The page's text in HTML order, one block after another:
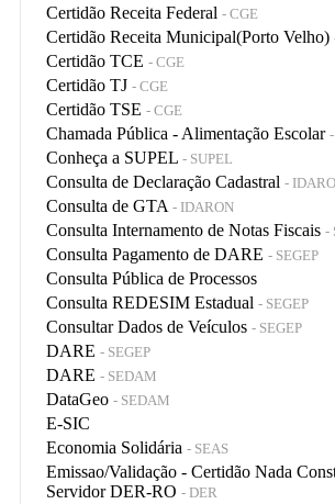
Certidão Receita Federal - CGE
Certidão Receita Municipal(Porto Velho)
Certidão TCE - CGE
Certidão TJ - CGE
Certidão TSE - CGE
Chamada Pública - Alimentação Escolar
Conheça a SUPEL - SUPEL
Consulta de Declaração Cadastral -
Consulta de GTA - IDARON
Consulta Internamento de Notas Fiscais -
Consulta Pagamento de DARE - SEGEP
Consulta Pública de Processos
Consulta REDESIM Estadual - SEGEP
Consultar Dados de Veículos - SEGEP
DARE - SEGEP
DARE - SEDAM
DataGeo - SEDAM
E-SIC
Economia Solidária - SEAS
Emissao/Validação - Certidão Nada
Servidor DER-RO - DER